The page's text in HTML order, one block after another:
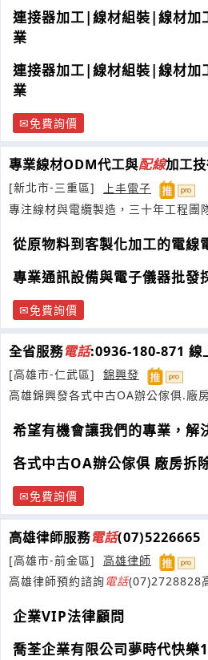
連接器加工|線材組裝|線材加
業
連接器加工|線材組裝|線材加
業
免費詢價
專業線材ODM代工與配線加工
[新北市-三重區]
上丰電子
專注線材與電纜製造，三十年工程團
從原物料到客製化加工的電線
專業通訊設備與電子儀器批發
免費詢價
全省服務電話:0936-180-871 線
[高雄市-仁武區]
錦興發
高雄錦興發各式中古OA辦公傢俱.廠
希望有機會讓我們的專業，解
各式中古OA辦公傢俱 廠房拆
免費詢價
高雄律師服務電話(07)5226665
[高雄市-前金區]
高雄律師
高雄律師預約諮詢電話(07)2728828
企業VIP法律顧問
喬荃企業有限公司夢時代快樂